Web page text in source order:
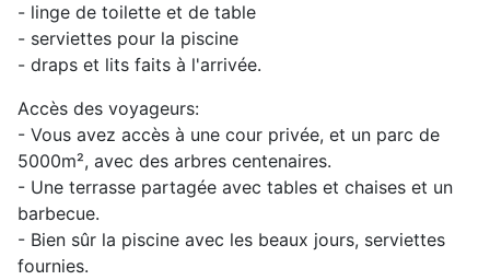
- linge de toilette et de table
- serviettes pour la piscine
- draps et lits faits à l'arrivée.
Accès des voyageurs:
- Vous avez accès à une cour privée, et un parc de
5000m², avec des arbres centenaires.
- Une terrasse partagée avec tables et chaises et un
barbecue.
- Bien sûr la piscine avec les beaux jours, serviettes
fournies.